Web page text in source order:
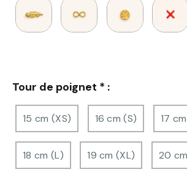
Tour de poignet * :
15 cm (XS) 16 cm (S) 17
18 cm (L) 19 cm (XL) 20